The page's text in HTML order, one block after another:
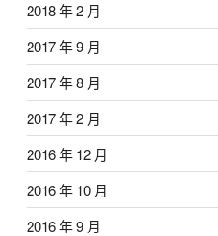
2018 年 2 月
2017 年 9 月
2017 年 8 月
2017 年 2 月
2016 年 12 月
2016 年 10 月
2016 年 9 月